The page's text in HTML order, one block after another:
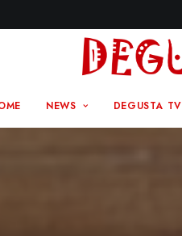
NEWS DEGUSTA TV